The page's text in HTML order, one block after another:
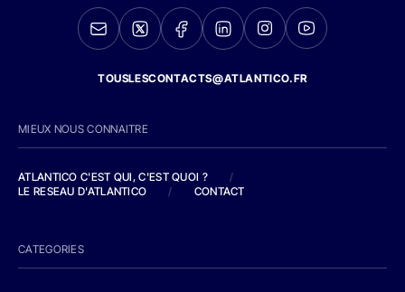
TOUSLESCONTACTS@ATLANTICO.FR
MIEUX NOUS CONNAITRE
ATLANTICO C'EST QUI, C'EST QUOI ?
/
LE RESEAU D'ATLANTICO
/ CONTACT
CATEGORIES